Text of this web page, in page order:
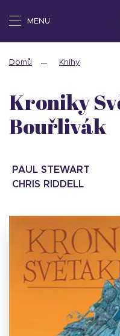
MENU
Domů Knihy
Kroniky
Bouřlivák
PAUL STEWART
CHRIS RIDDELL